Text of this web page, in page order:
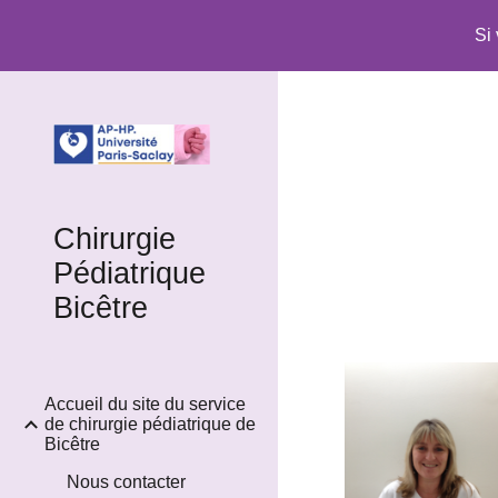
Si
Chirurgie
Pédiatrique
Bicêtre
Accueil du site du service
de chirurgie pédiatrique de
Bicêtre
Nous contacter